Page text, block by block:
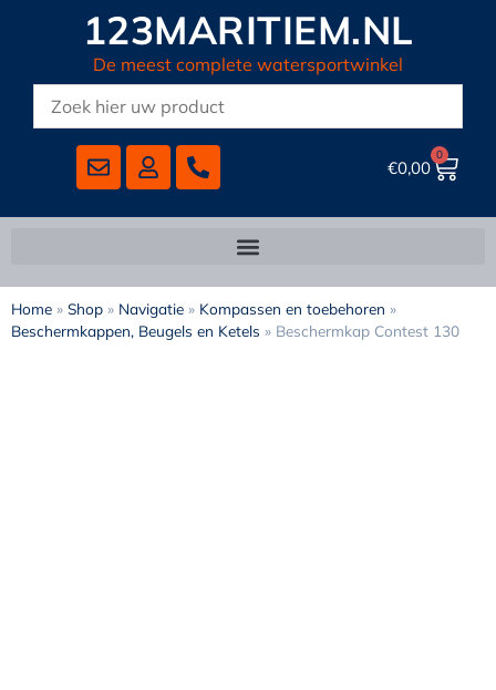
123MARITIEM.NL
De meest complete watersportwinkel
€0,00
0
Home » Shop » Navigatie » Kompassen en toebehoren »
Beschermkappen, Beugels en Ketels » Beschermkap Contest 130